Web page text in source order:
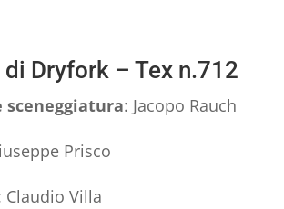
Dryfork – Tex n.712
sceneggiatura: Jacopo Rauch
Prisco
Claudio Villa